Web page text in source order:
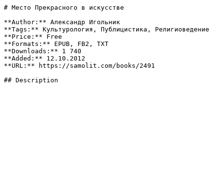
# Место Прекрасного в искусстве
**Author:** Александр Игольник
**Tags:** Культурология, Публицистика, Религиоведение
**Price:** Free
**Formats:** EPUB, FB2, TXT
**Downloads:** 1 740
**Added:** 12.10.2012
**URL:** https://samolit.com/books/2491
## Description